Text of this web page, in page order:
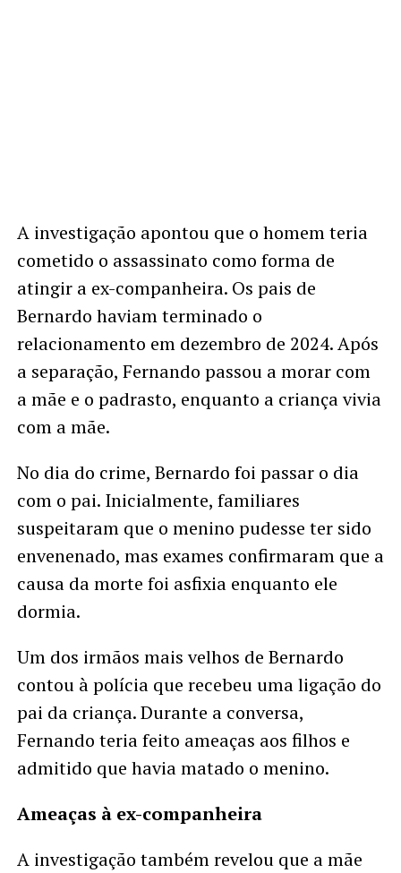
A investigação apontou que o homem teria
cometido o assassinato como forma de
atingir a ex-companheira. Os pais de
Bernardo haviam terminado o
relacionamento em dezembro de 2024. Após
a separação, Fernando passou a morar com
a mãe e o padrasto, enquanto a criança vivia
com a mãe.
No dia do crime, Bernardo foi passar o dia
com o pai. Inicialmente, familiares
suspeitaram que o menino pudesse ter sido
envenenado, mas exames confirmaram que a
causa da morte foi asfixia enquanto ele
dormia.
Um dos irmãos mais velhos de Bernardo
contou à polícia que recebeu uma ligação do
pai da criança. Durante a conversa,
Fernando teria feito ameaças aos filhos e
admitido que havia matado o menino.
Ameaças à ex-companheira
A investigação também revelou que a mãe